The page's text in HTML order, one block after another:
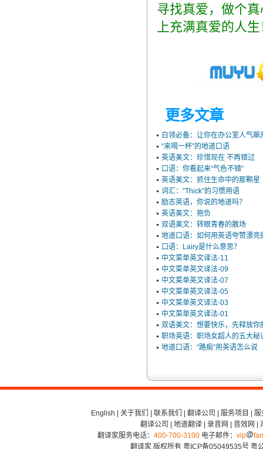
寻找真爱，做个
上充满真爱的人
更多文章
白领必备：让你在办公室人气飙
“来喝一杯”的地道口语
英语美文：珍惜现在 不再错过
口语：你看起来“气色不错”
英语美文：抓住生命中的那颗星
词汇：“Thick”的习惯用语
励志英语，你说的地道吗？
英语美文：抱负
双语美文：转眼青春的散场
地道口语：如何用英语夸赞漂亮
口语：Lairy是什么意思？
中文菜单英文译法-11
中文菜单英文译法-09
中文菜单英文译法-07
中文菜单英文译法-05
中文菜单英文译法-03
中文菜单英文译法-01
双语美文：想要快乐，先释放你
职场英语：职场女超人的五大秘
地道口语：“路痴”用英语怎么说
English 关于我们 联系我们 翻译公司 服务项目
服
翻译公司
地道翻译| 录音网 音效网
翻译家服务电话： 400-700-3100电子邮件： vip
翻译家 版权所有 粤ICP备05049535号 粤